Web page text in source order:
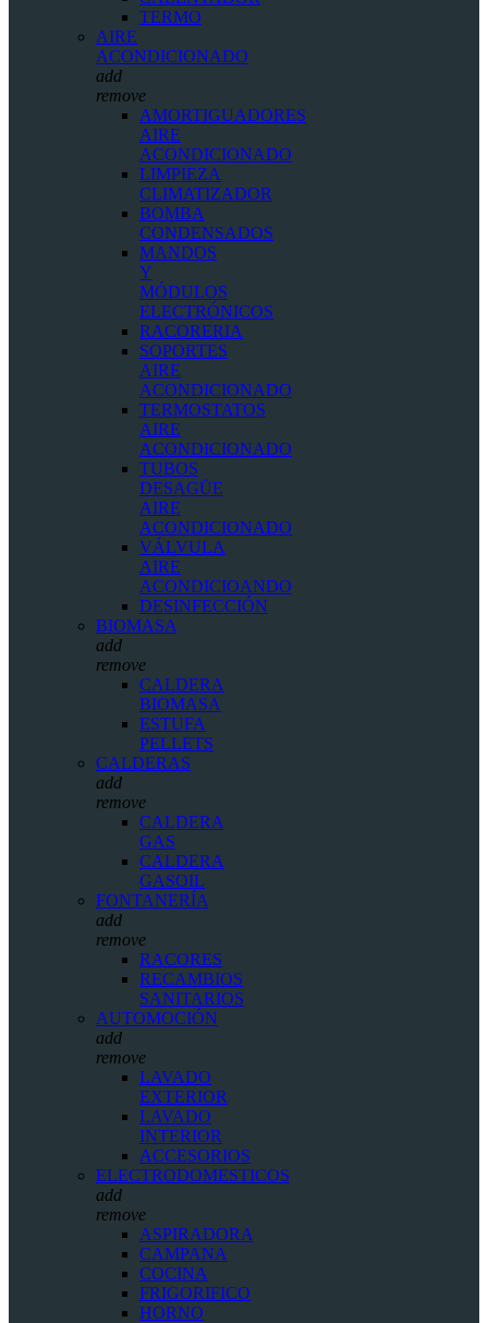
TERMO
AIRE
ACONDICIONADO
add
remove
AMORTIGUADORES
AIRE
ACONDICIONADO
LIMPIEZA
CLIMATIZADOR
BOMBA
CONDENSADOS
MANDOS
Y
MÓDULOS
ELECTRÓNICOS
RACORERIA
SOPORTES
AIRE
ACONDICIONADO
TERMOSTATOS
AIRE
ACONDICIONADO
TUBOS
DESAGÜE
AIRE
ACONDICIONADO
VÁLVULA
AIRE
ACONDICIOANDO
DESINFECCIÓN
BIOMASA
add
remove
CALDERA
BIOMASA
ESTUFA
PELLETS
CALDERAS
add
remove
CALDERA
GAS
CALDERA
GASOIL
FONTANERÍA
add
remove
RACORES
RECAMBIOS
SANITARIOS
AUTOMOCIÓN
add
remove
LAVADO
EXTERIOR
LAVADO
INTERIOR
ACCESORIOS
ELECTRODOMESTICOS
add
remove
ASPIRADORA
CAMPANA
COCINA
FRIGORIFICO
HORNO